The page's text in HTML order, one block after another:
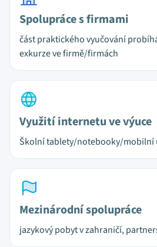
Spolupráce s firmami
část praktického vyučování
exkurze ve firmě/firmách
Využití internetu ve výuce
Školní tablety/notebooky/mobilní
Mezinárodní spolupráce
jazykový pobyt v zahraničí,